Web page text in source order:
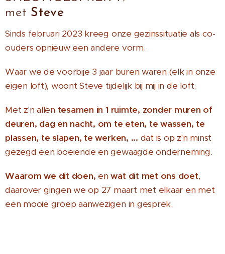
met Steve
Sinds februari 2023 kreeg onze gezinssituatie als co-
ouders opnieuw een andere vorm.
Waar we de voorbije 3 jaar buren waren (elk in onze
eigen loft), woont Steve tijdelijk bij mij in de loft.
Met z'n allen tesamen in 1 ruimte, zonder muren of
deuren, dag en nacht, om te eten, te wassen, te
plassen, te slapen, te werken, ... dat is op z'n minst
gezegd een boeiende en gewaagde onderneming.
Waarom we dit doen, enwat dit met ons doet,
daarover gingen we op 27 maart met elkaar en met
een mooie groep aanwezigen in gesprek.